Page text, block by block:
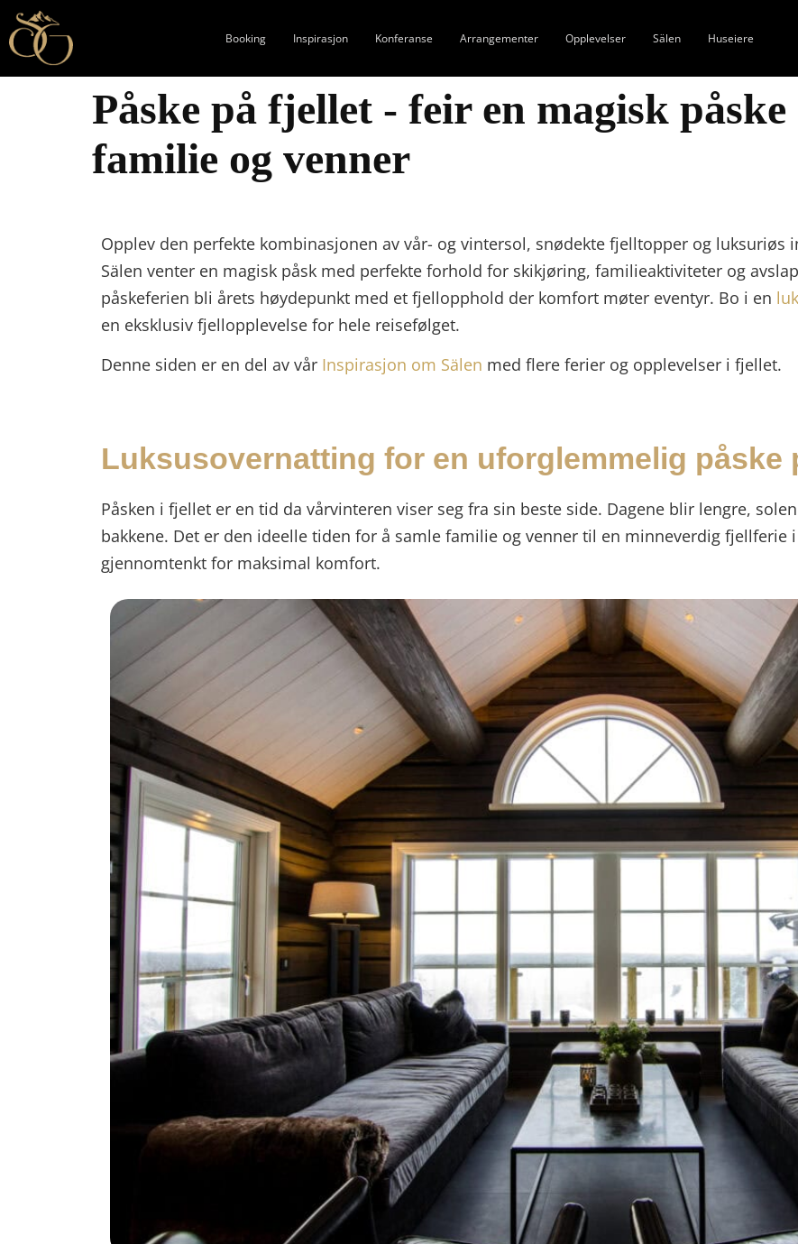
Booking Inspirasjon Konferanse Arrangementer Opplevelser Sälen Huseiere
Påske på fjellet - feir en magisk påske
familie og venner
Opplev den perfekte kombinasjonen av vår- og vintersol, snødekte fjelltopper og luksuriøs
Sälen venter en magisk påsk med perfekte forhold for skikjøring, familieaktiviteter og
påskeferien bli årets høydepunkt med et fjellopphold der komfort møter eventyr. Bo i en
en eksklusiv fjellopplevelse for hele reisefølget.
Denne siden er en del av vår Inspirasjon om Sälen med flere ferier og opplevelser i fjellet.
Luksusovernatting for en uforglemmelig påske
Påsken i fjellet er en tid da vårvinteren viser seg fra sin beste side. Dagene blir lengre,
bakkene. Det er den ideelle tiden for å samle familie og venner til en minneverdig
gjennomtenkt for maksimal komfort.